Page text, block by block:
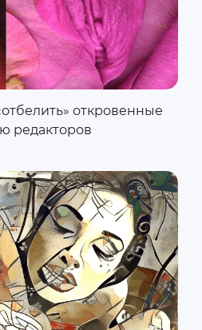
откровенные
редакторов